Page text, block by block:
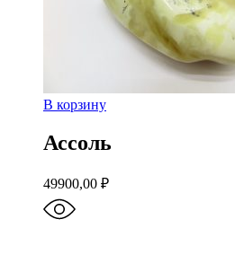
В корзину
Ассоль
49900,00 ₽